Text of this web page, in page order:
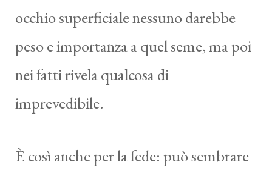
occhio superficiale nessuno darebbe
peso e importanza a quel seme, ma poi
nei fatti rivela qualcosa di
imprevedibile.
È così anche per la fede: può sembrare